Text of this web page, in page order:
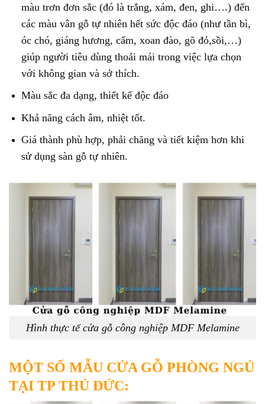
màu trơn đơn sắc (đó là trắng, xám, đen, ghi….) đến
các màu vân gỗ tự nhiên hết sức độc đáo (như tần bì,
óc chó, giáng hương, cẩm, xoan đào, gõ đỏ,sồi,…)
giúp người tiêu dùng thoải mái trong việc lựa chọn
với không gian và sở thích.
Màu sắc đa dạng, thiết kế độc đáo
Khả năng cách âm, nhiệt tốt.
Giá thành phù hợp, phải chăng và tiết kiệm hơn khi
sử dụng sàn gỗ tự nhiên.
Hình thực tế cửa gỗ công nghiệp MDF Melamine
MỘT SỐ MẪU CỬA GỖ PHÒNG NGỦ
TẠI TP THỦ ĐỨC: